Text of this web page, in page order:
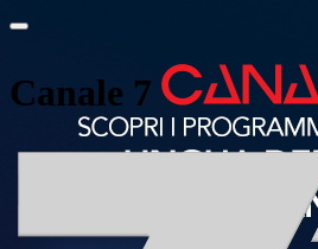
Canale 7